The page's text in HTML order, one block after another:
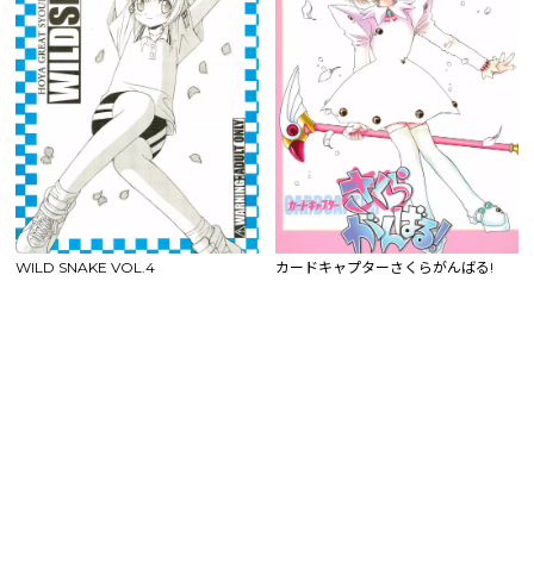
WILD SNAKE VOL.4 カードキャプターさくらがんばる!